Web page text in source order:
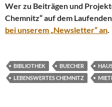
Wer zu Beiträgen und
Chemnitz“ auf dem
bei unserem „Newsletter“ an
BIBLIOTHEK BUECHER
LEBENSWERTES CHEMNITZ